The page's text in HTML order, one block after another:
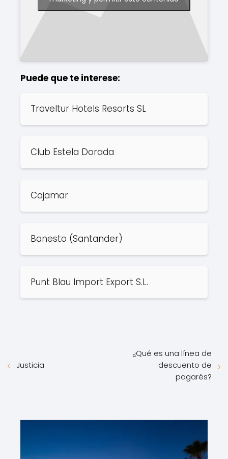
Puede que te interese:
Traveltur Hotels Resorts SL
Club Estela Dorada
Cajamar
Banesto (Santander)
Punt Blau Import Export S.L.
Justicia
¿Qué es una línea de
descuento de
pagarés?